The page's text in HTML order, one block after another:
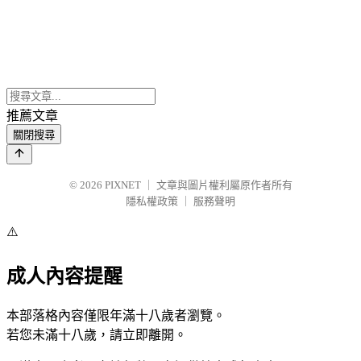
推薦文章
關閉搜尋
© 2026 PIXNET
文章與圖片權利屬原作者所有
隱私權政策
服務聲明
⚠️
成人內容提醒
本部落格內容僅限年滿十八歲者瀏覽。
若您未滿十八歲，請立即離開。